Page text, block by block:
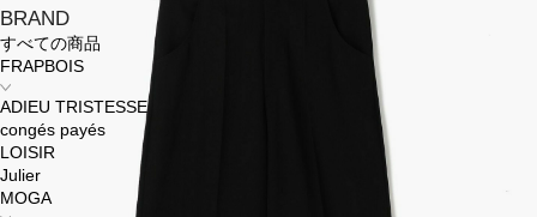
BRAND
すべての商品
FRAPBOIS
ADIEU TRISTESSE
congés payés
LOISIR
Julier
MOGA